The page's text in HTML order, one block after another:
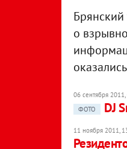
о
06 сентября
ФОТО
DJ
11 ноября 2011,